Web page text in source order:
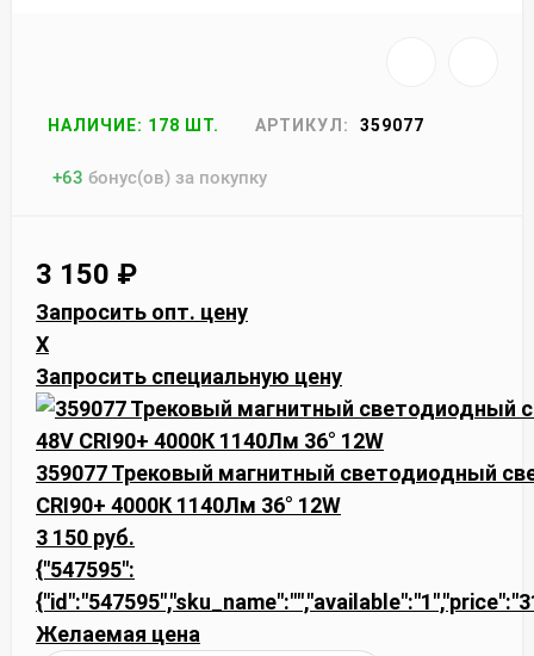
НАЛИЧИЕ: 178 ШТ. АРТИКУЛ: 359077
+63 бонус(ов) за покупку
3 150 ₽
Запросить опт. цену
X
Запросить специальную цену
359077 Трековый магнитный светодиодный
CRI90+ 4000К 1140Лм 36° 12W
3 150 руб.
{"547595":
Желаемая цена